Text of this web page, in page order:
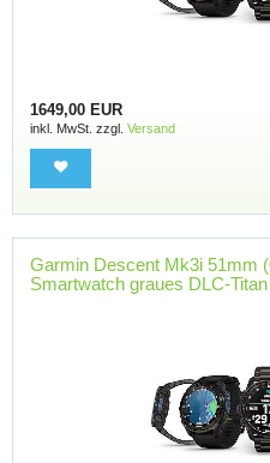
1649,00 EUR
inkl. MwSt. zzgl. Versand
Garmin Descent Mk3i 51mm
Smartwatch graues DLC-